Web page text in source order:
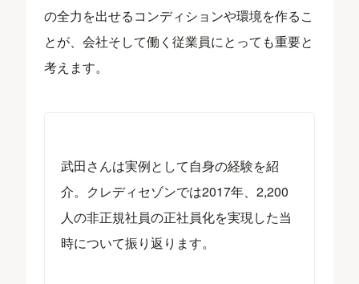
の全力を出せるコンディションや環境を作るこ
とが、会社そして働く従業員にとっても重要と
考えます。
武田さんは実例として自身の経験を紹
介。クレディセゾンでは2017年、2,200
人の非正規社員の正社員化を実現した当
時について振り返ります。